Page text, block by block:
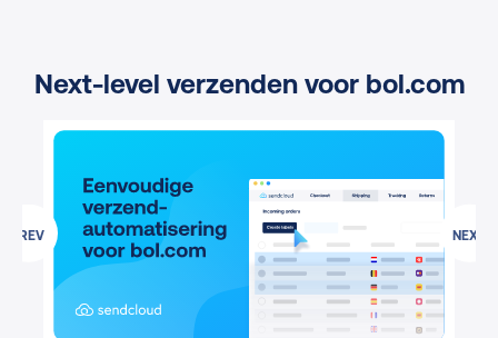
Next-level verzenden voor bol.com